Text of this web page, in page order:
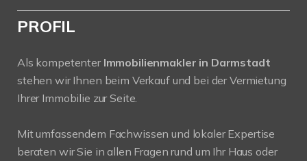
PROFIL
Als kompetenter Immobilienmakler in Darmstadt
stehen wir Ihnen beim Verkauf und bei der Vermietung
Ihrer Immobilie zur Seite.
Mit umfassendem Fachwissen und lokaler Expertise
beraten wir Sie in allen Fragen rund um Ihr Haus oder